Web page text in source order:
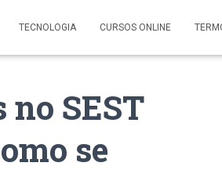
TECNOLOGIA CURSOS ONLINE
SEST
se